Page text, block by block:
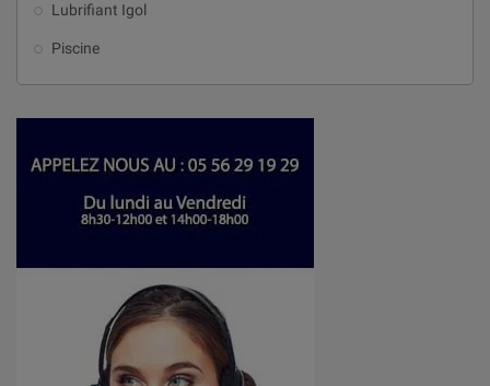
Lubrifiant Igol
Piscine